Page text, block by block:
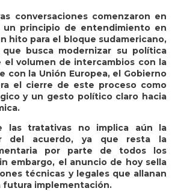
conversaciones comenzaron en
un principio de entendimiento en
hito para el bloque sudamericano,
busca modernizar su política
el volumen de intercambios con la
con la Unión Europea, el Gobierno
el cierre de este proceso como
y un gesto político claro hacia
las tratativas no implica aún la
del acuerdo, ya que resta la
por parte de todos los
embargo, el anuncio de hoy sella
técnicas y legales que allanan
futura implementación.